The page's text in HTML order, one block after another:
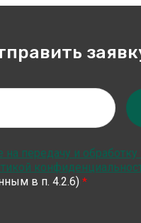
на передачу и
в п. 4.2.6) *